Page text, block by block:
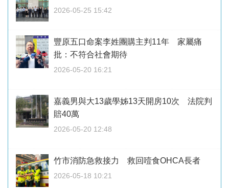
2026-05-25 15:42
豐原五口命案李姓團購主判11年 家屬痛
批：不符合社會期待
2026-05-20 16:21
嘉義男與大13歲學姊13天開房10次 法院判
賠40萬
2026-05-20 12:48
竹市消防急救接力 救回噎食OHCA長者
2026-05-18 10:21